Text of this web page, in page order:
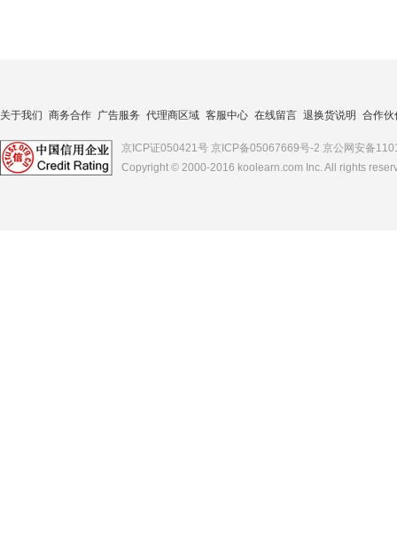
关于我们 商务合作 广告服务 代理商区域 客服中心 在线留言 退换货说明 合作伙
京ICP证050421号 京ICP备05067669号-2 京公网安备
Copyright © 2000-2016 koolearn.com Inc. All rights